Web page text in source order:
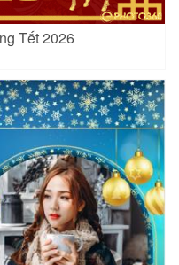
Tết 2026